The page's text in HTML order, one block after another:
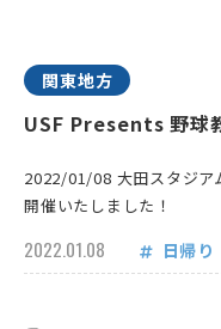
関東地方
USF Presents 野球
2022/01/08 大田スタジ
開催いたしました！
2022.01.08 日帰り